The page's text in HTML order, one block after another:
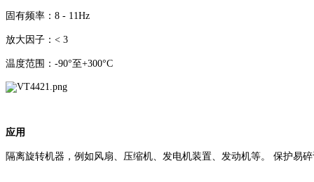
固有频率：8 - 11Hz
放大因子：< 3
温度范围：-90°至+300°C
应用
隔离旋转机器，例如风扇、压缩机、发电机装置、发动机等。 保护易